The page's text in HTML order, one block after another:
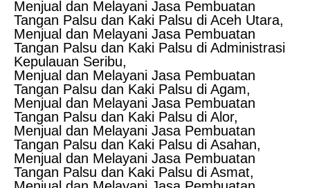
Menjual dan Melayani Jasa Pembuatan
Tangan Palsu dan Kaki Palsu di Aceh Utara,
Menjual dan Melayani Jasa Pembuatan
Tangan Palsu dan Kaki Palsu di Administrasi
Kepulauan Seribu,
Menjual dan Melayani Jasa Pembuatan
Tangan Palsu dan Kaki Palsu di Agam,
Menjual dan Melayani Jasa Pembuatan
Tangan Palsu dan Kaki Palsu di Alor,
Menjual dan Melayani Jasa Pembuatan
Tangan Palsu dan Kaki Palsu di Asahan,
Menjual dan Melayani Jasa Pembuatan
Tangan Palsu dan Kaki Palsu di Asmat,